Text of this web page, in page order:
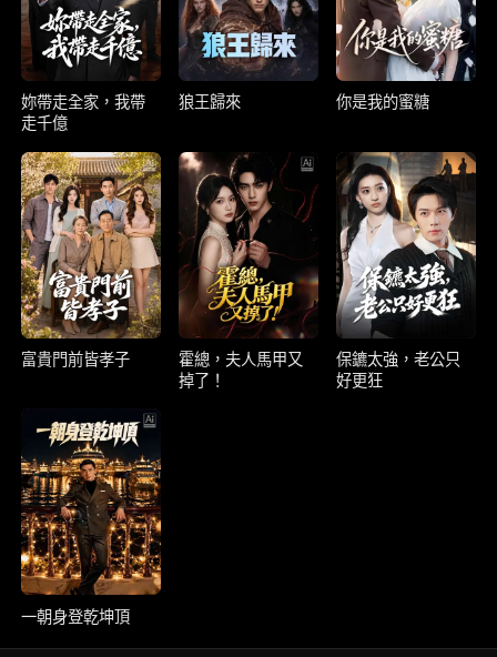
妳帶走全家，我帶
走千億
狼王歸來 你是我的蜜糖
富貴門前皆孝子
霍總，夫人馬甲又
掉了！
保鑣太強，老公只
好更狂
一朝身登乾坤頂